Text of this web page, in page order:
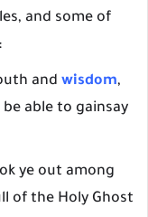
and some of
and wisdom,
able to gainsay
ye out among
of the Holy Ghost